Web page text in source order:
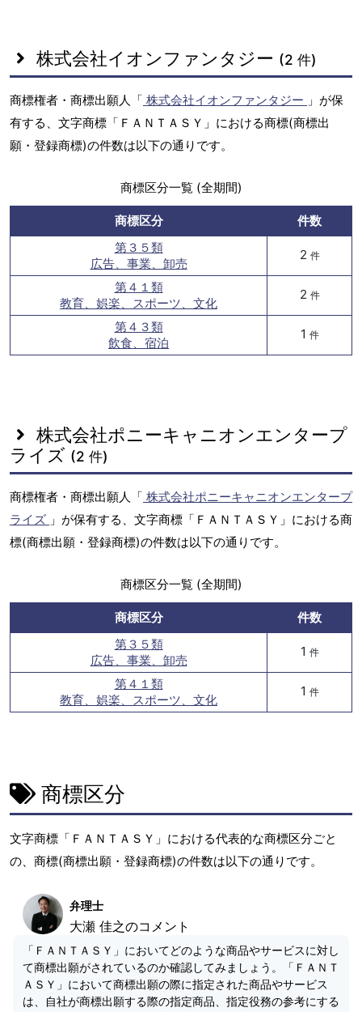
株式会社イオンファンタジー (2 件)
商標権者・商標出願人「 株式会社イオンファンタジー 」が保
有する、文字商標「ＦＡＮＴＡＳＹ」における商標(商標出
願・登録商標)の件数は以下の通りです。
商標区分一覧 (全期間)
商標区分
件数
第３５類
広告、事業、卸売
2 件
第４１類
教育、娯楽、スポーツ、文化
2 件
第４３類
飲食、宿泊
1 件
株式会社ポニーキャニオンエンタープ
ライズ (2 件)
商標権者・商標出願人「 株式会社ポニーキャニオンエンタープ
ライズ 」が保有する、文字商標「ＦＡＮＴＡＳＹ」における商
標(商標出願・登録商標)の件数は以下の通りです。
商標区分一覧 (全期間)
商標区分
件数
第３５類
広告、事業、卸売
1 件
第４１類
教育、娯楽、スポーツ、文化
1 件
商標区分
文字商標「ＦＡＮＴＡＳＹ」における代表的な商標区分ごと
の、商標(商標出願・登録商標)の件数は以下の通りです。
弁理士
大瀬 佳之のコメント
「ＦＡＮＴＡＳＹ」においてどのような商品やサービスに対し
て商標出願がされているのか確認してみましょう。「ＦＡＮＴ
ＡＳＹ」において商標出願の際に指定された商品やサービス
は、自社が商標出願する際の指定商品、指定役務の参考にする